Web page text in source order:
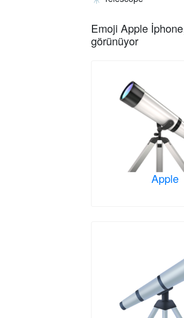
Emoji Apple
görünüyor
Apple